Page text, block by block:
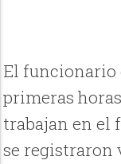
El funcionario
primeras
trabajan en el
se registraron